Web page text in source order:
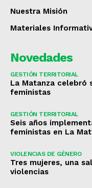
Nuestra Misión
Materiales
Novedades
GESTIÓN TERRITORIAL
La Matanza celebró
feministas
GESTIÓN TERRITORIAL
Seis años
feministas en La
VIOLENCIAS DE GÉNERO
Tres mujeres, una
violencias